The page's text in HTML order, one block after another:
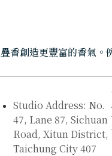
香創造更豐富的香氣
Studio Address: No.
47, Lane 87, Sichuan
Road, Xitun District,
Taichung City 407